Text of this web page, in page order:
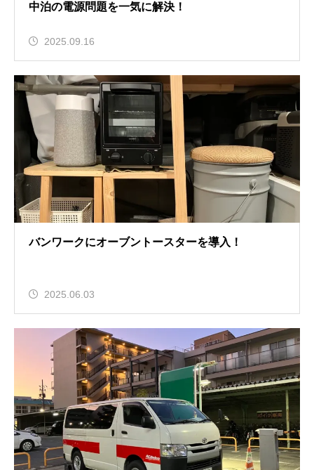
中泊の電源問題を一気に解決！
2025.09.16
バンワークにオーブントースターを導入！
2025.06.03